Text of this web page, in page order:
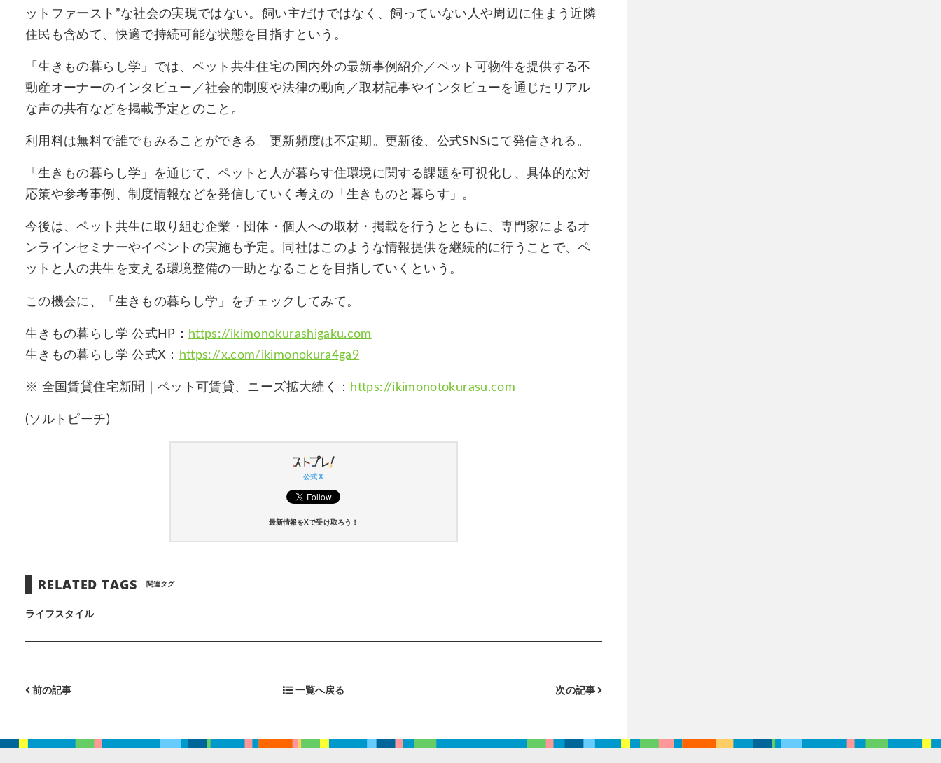
ットファースト”な社会の実現ではない。飼い主だけではなく、飼っていない人や周辺に住まう近隣
住民も含めて、快適で持続可能な状態を目指すという。
「生きもの暮らし学」では、ペット共生住宅の国内外の最新事例紹介／ペット可物件を提供する不
動産オーナーのインタビュー／社会的制度や法律の動向／取材記事やインタビューを通じたリアル
な声の共有などを掲載予定とのこと。
利用料は無料で誰でもみることができる。更新頻度は不定期。更新後、公式SNSにて発信される。
「生きもの暮らし学」を通じて、ペットと人が暮らす住環境に関する課題を可視化し、具体的な対
応策や参考事例、制度情報などを発信していく考えの「生きものと暮らす」。
今後は、ペット共生に取り組む企業・団体・個人への取材・掲載を行うとともに、専門家によるオ
ンラインセミナーやイベントの実施も予定。同社はこのような情報提供を継続的に行うことで、ペ
ットと人の共生を支える環境整備の一助となることを目指していくという。
この機会に、「生きもの暮らし学」をチェックしてみて。
生きもの暮らし学 公式HP：
https://ikimonokurashigaku.com
生きもの暮らし学 公式X：
https://x.com/ikimonokura4ga9
※ 全国賃貸住宅新聞｜ペット可賃貸、ニーズ拡大続く： https://ikimonotokurasu.com
(ソルトピーチ)
公式 X
最新情報をXで受け取ろう！
RELATED TAGS 関連タグ
ライフスタイル
前の記事 一覧へ戻る 次の記事